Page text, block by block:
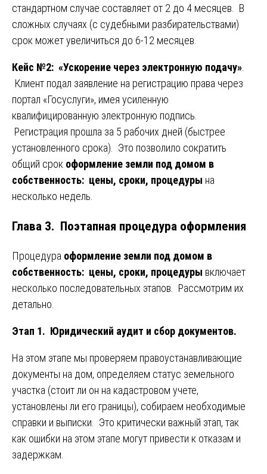
стандартном случае составляет от 2 до 4 месяцев. В
сложных случаях (с судебными разбирательствами)
срок может увеличиться до 6-12 месяцев.
Кейс №2: «Ускорение через электронную подачу»
Клиент подал заявление на регистрацию права через
портал «Госуслуги», имея усиленную
квалифицированную электронную подпись.
Регистрация прошла за 5 рабочих дней (быстрее
установленного срока). Это позволило сократить
общий срок оформление земли под домом в
собственность: цены, сроки, процедуры на
несколько недель.
Глава 3. Поэтапная процедура оформления
Процедура оформление земли под домом в
собственность: цены, сроки, процедуры включает
несколько последовательных этапов. Рассмотрим их
детально.
Этап 1. Юридический аудит и сбор документов.
На этом этапе мы проверяем правоустанавливающие
документы на дом, определяем статус земельного
участка (стоит ли он на кадастровом учете,
установлены ли его границы), собираем необходимые
справки и выписки. Это критически важный этап, так
как ошибки на этом этапе могут привести к отказам и
задержкам.